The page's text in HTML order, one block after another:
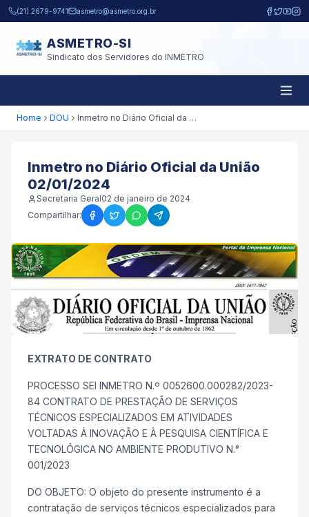
Pular para o conteúdo principal
(21) 2679-9741 asmetro@asmetro.org.br
ASMETRO-SI
Sindicato dos Servidores do INMETRO
Home DOU Inmetro no Diário Oficial da União 02/01/2024
Inmetro no Diário Oficial da União
02/01/2024
Secretaria Geral02 de janeiro de 2024
Compartilhar:
EXTRATO DE CONTRATO
PROCESSO SEI INMETRO N.º 0052600.000282/2023-
84 CONTRATO DE PRESTAÇÃO DE SERVIÇOS
TÉCNICOS ESPECIALIZADOS EM ATIVIDADES
VOLTADAS À INOVAÇÃO E À PESQUISA CIENTÍFICA E
TECNOLÓGICA NO AMBIENTE PRODUTIVO N.°
001/2023
DO OBJETO: O objeto do presente instrumento é a
contratação de serviços técnicos especializados para